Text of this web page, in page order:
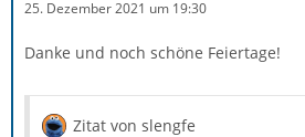
25. Dezember 2021 um 19:30
Danke und noch schöne Feiertage!
Zitat von slengfe